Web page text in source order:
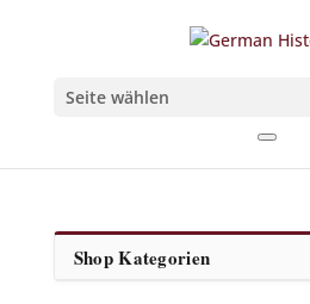
Seite wählen
Shop Kategorien